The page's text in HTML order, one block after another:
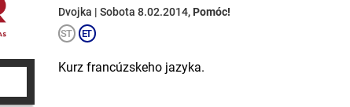
Dvojka | Sobota 8.02.2014, Pomóc!
Kurz francúzskeho jazyka.